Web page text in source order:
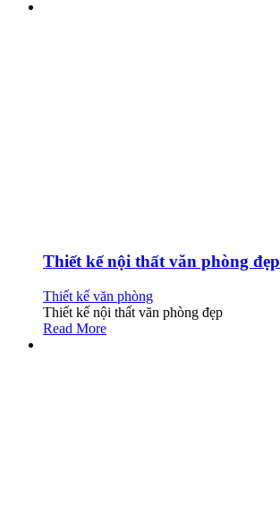
Thiết kế nội thất văn phòng đẹp
Thiết kế văn phòng
Thiết kế nội thất văn phòng đẹp
Read More